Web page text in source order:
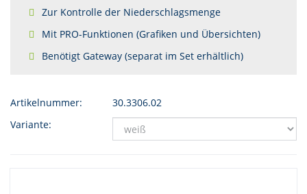
Zur Kontrolle der Niederschlagsmenge
Mit PRO-Funktionen (Grafiken und Übersichten)
Benötigt Gateway (separat im Set erhältlich)
Artikelnummer:
30.3306.02
Variante: